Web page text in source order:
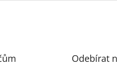
Odebírat